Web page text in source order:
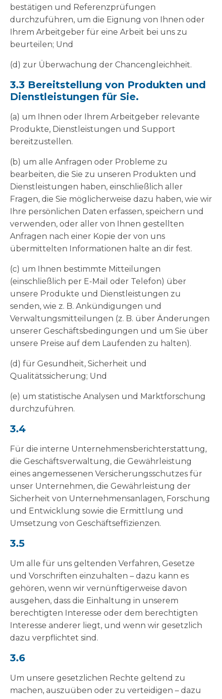
bestätigen und Referenzprüfungen
durchzuführen, um die Eignung von Ihnen oder
Ihrem Arbeitgeber für eine Arbeit bei uns zu
beurteilen; Und
(d) zur Überwachung der Chancengleichheit.
3.3 Bereitstellung von Produkten und
Dienstleistungen für Sie.
(a) um Ihnen oder Ihrem Arbeitgeber relevante
Produkte, Dienstleistungen und Support
bereitzustellen.
(b) um alle Anfragen oder Probleme zu
bearbeiten, die Sie zu unseren Produkten und
Dienstleistungen haben, einschließlich aller
Fragen, die Sie möglicherweise dazu haben, wie wir
Ihre persönlichen Daten erfassen, speichern und
verwenden, oder aller von Ihnen gestellten
Anfragen nach einer Kopie der von uns
übermittelten Informationen halte an dir fest.
(c) um Ihnen bestimmte Mitteilungen
(einschließlich per E-Mail oder Telefon) über
unsere Produkte und Dienstleistungen zu
senden, wie z. B. Ankündigungen und
Verwaltungsmitteilungen (z. B. über Änderungen
unserer Geschäftsbedingungen und um Sie über
unsere Preise auf dem Laufenden zu halten).
(d) für Gesundheit, Sicherheit und
Qualitätssicherung; Und
(e) um statistische Analysen und Marktforschung
durchzuführen.
3.4
Für die interne Unternehmensberichterstattung,
die Geschäftsverwaltung, die Gewährleistung
eines angemessenen Versicherungsschutzes für
unser Unternehmen, die Gewährleistung der
Sicherheit von Unternehmensanlagen, Forschung
und Entwicklung sowie die Ermittlung und
Umsetzung von Geschäftseffizienzen.
3.5
Um alle für uns geltenden Verfahren, Gesetze
und Vorschriften einzuhalten – dazu kann es
gehören, wenn wir vernünftigerweise davon
ausgehen, dass die Einhaltung in unserem
berechtigten Interesse oder dem berechtigten
Interesse anderer liegt, und wenn wir gesetzlich
dazu verpflichtet sind.
3.6
Um unsere gesetzlichen Rechte geltend zu
machen, auszuüben oder zu verteidigen – dazu